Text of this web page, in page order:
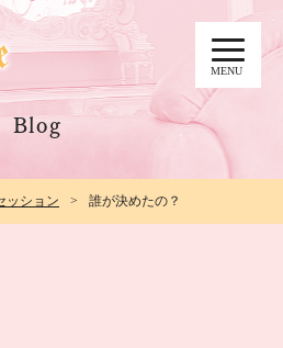
MENU
Blog
ッション 誰が決めたの？